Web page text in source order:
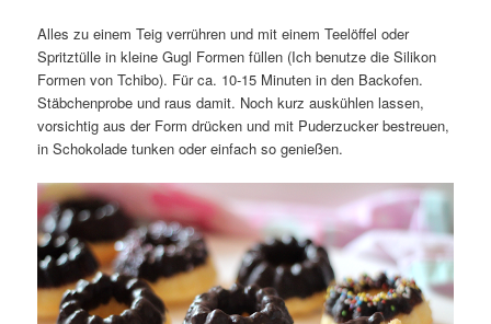
Alles zu einem Teig verrühren und mit einem Teelöffel oder
Spritztülle in kleine Gugl Formen füllen (Ich benutze die Silikon
Formen von Tchibo). Für ca. 10-15 Minuten in den Backofen.
Stäbchenprobe und raus damit. Noch kurz auskühlen lassen,
vorsichtig aus der Form drücken und mit Puderzucker bestreuen,
in Schokolade tunken oder einfach so genießen.